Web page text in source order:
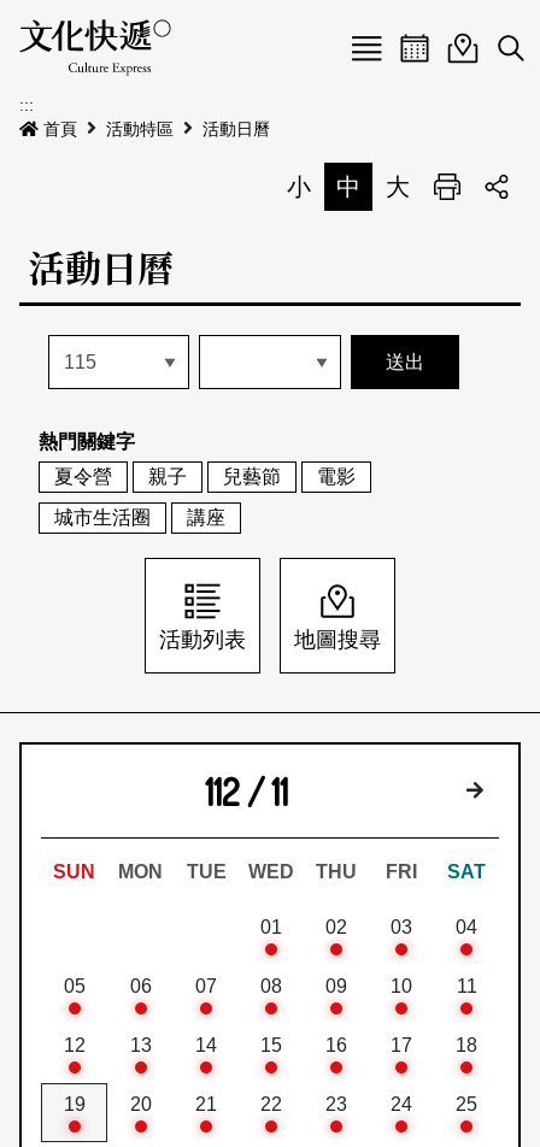
Menu
最新公告
本期專題
歷史專題
活動特區
活動列表
地圖搜尋
關於我們
關於我們
刊物索取地點
會員基本資料
刊登活動
網站導覽 English
日本語 登入/註冊
活動日曆活動地圖
展
:::
首頁
活動特區 活動日曆
小 中 大 列印
活動日曆
熱門關鍵字
夏令營
親子 兒藝節
電影
城市生活圈
講座
活動列表 地圖搜尋
112 / 11 下個月
SUN MON TUE WED THU FRI SAT
01 02 03 04
05 06 07 08 09 10 11
12 13 14 15 16 17 18
19 20 21 22 23 24 25